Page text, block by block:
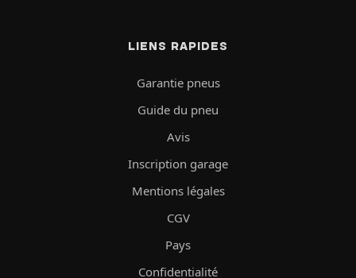
LIENS RAPIDES
Garantie pneus
Guide du pneu
Avis
Inscription garage
Mentions légales
CGV
Pays
Confidentialité